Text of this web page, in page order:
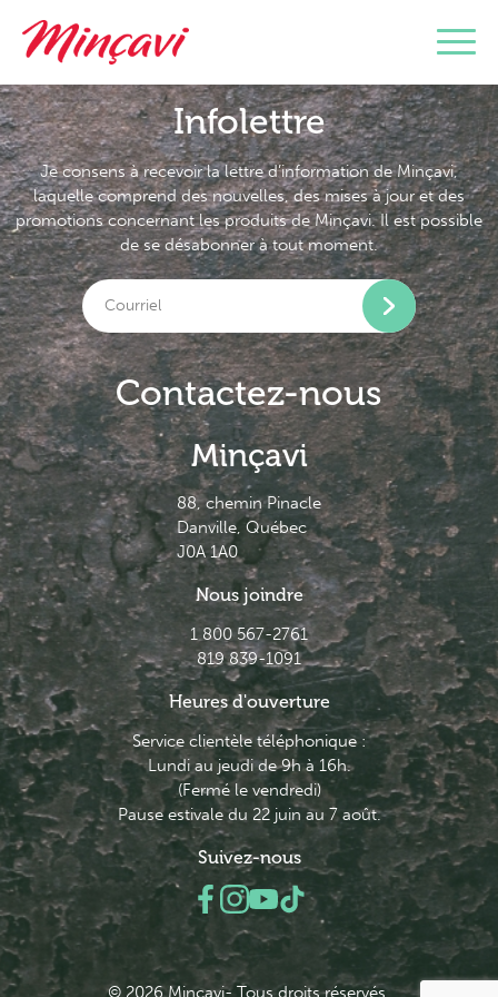
Infolettre
Je consens à recevoir la lettre d’information de Minçavi,
laquelle comprend des nouvelles, des mises à jour et des
promotions concernant les produits de Minçavi. Il est possible
de se désabonner à tout moment.
Contactez-nous
Minçavi
88, chemin Pinacle
Danville, Québec
J0A 1A0
Nous joindre
1 800 567-2761
819 839-1091
Heures d'ouverture
Service clientèle téléphonique :
Lundi au jeudi de 9h à 16h.
(Fermé le vendredi)
Pause estivale du 22 juin au 7 août.
Suivez-nous
© 2026 Minçavi- Tous droits réservés.